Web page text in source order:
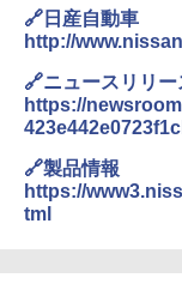
🔗日産自動車
http://
🔗ニュースリリー
https://
🔗製品情報
https://
tml